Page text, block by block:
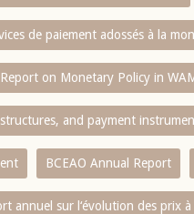
de paiement adossés à la
Report on Monetary Policy in
and payment
BCEAO Annual Report
annuel sur l‘évolution des prix